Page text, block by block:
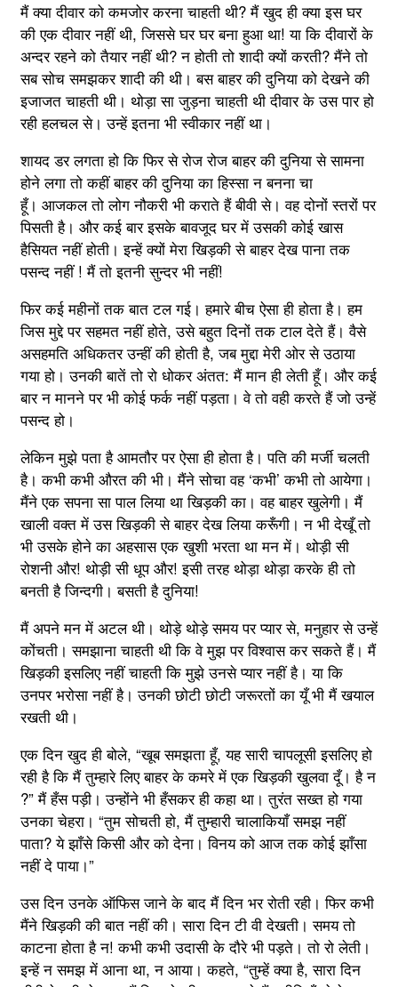
मैं क्या दीवार को कमजोर करना चाहती थी? मैं खुद ही क्या इस घर
की एक दीवार नहीं थी, जिससे घर घर बना हुआ था! या कि दीवारों के
अन्दर रहने को तैयार नहीं थी? न होती तो शादी क्यों करती? मैंने तो
सब सोच समझकर शादी की थी। बस बाहर की दुनिया को देखने की
इजाजत चाहती थी। थोड़ा सा जुड़ना चाहती थी दीवार के उस पार हो
रही हलचल से। उन्हें इतना भी स्वीकार नहीं था।
शायद डर लगता हो कि फिर से रोज रोज बाहर की दुनिया से सामना
होने लगा तो कहीं बाहर की दुनिया का हिस्सा न बनना चा
हूँ। आजकल तो लोग नौकरी भी कराते हैं बीवी से। वह दोनों स्तरों पर
पिसती है। और कई बार इसके बावजूद घर में उसकी कोई खास
हैसियत नहीं होती। इन्हें क्यों मेरा खिड़की से बाहर देख पाना तक
पसन्द नहीं ! मैं तो इतनी सुन्दर भी नहीं!
फिर कई महीनों तक बात टल गई। हमारे बीच ऐसा ही होता है। हम
जिस मुद्दे पर सहमत नहीं होते, उसे बहुत दिनों तक टाल देते हैं। वैसे
असहमति अधिकतर उन्हीं की होती है, जब मुद्दा मेरी ओर से उठाया
गया हो। उनकी बातें तो रो धोकर अंतत: मैं मान ही लेती हूँ। और कई
बार न मानने पर भी कोई फर्क नहीं पड़ता। वे तो वही करते हैं जो उन्हें
पसन्द हो।
लेकिन मुझे पता है आमतौर पर ऐसा ही होता है। पति की मर्जी चलती
है। कभी कभी औरत की भी। मैंने सोचा वह ‘कभी’ कभी तो आयेगा।
मैंने एक सपना सा पाल लिया था खिड़की का। वह बाहर खुलेगी। मैं
खाली वक्त में उस खिड़की से बाहर देख लिया करूँगी। न भी देखूँ तो
भी उसके होने का अहसास एक खुशी भरता था मन में। थोड़ी सी
रोशनी और! थोड़ी सी धूप और! इसी तरह थोड़ा थोड़ा करके ही तो
बनती है जिन्दगी। बसती है दुनिया!
मैं अपने मन में अटल थी। थोड़े थोड़े समय पर प्यार से, मनुहार से उन्हें
कोंचती। समझाना चाहती थी कि वे मुझ पर विश्वास कर सकते हैं। मैं
खिड़की इसलिए नहीं चाहती कि मुझे उनसे प्यार नहीं है। या कि
उनपर भरोसा नहीं है। उनकी छोटी छोटी जरूरतों का यूँ भी मैं खयाल
रखती थी।
एक दिन खुद ही बोले, “खूब समझता हूँ, यह सारी चापलूसी इसलिए हो
रही है कि मैं तुम्हारे लिए बाहर के कमरे में एक खिड़की खुलवा दूँ। है न
?” मैं हँस पड़ी। उन्होंने भी हँसकर ही कहा था। तुरंत सख्त हो गया
उनका चेहरा। “तुम सोचती हो, मैं तुम्हारी चालाकियाँ समझ नहीं
पाता? ये झाँसे किसी और को देना। विनय को आज तक कोई झाँसा
नहीं दे पाया।”
उस दिन उनके ऑफिस जाने के बाद मैं दिन भर रोती रही। फिर कभी
मैंने खिड़की की बात नहीं की। सारा दिन टी वी देखती। समय तो
काटना होता है न! कभी कभी उदासी के दौरे भी पड़ते। तो रो लेती।
इन्हें न समझ में आना था, न आया। कहते, “तुम्हें क्या है, सारा दिन